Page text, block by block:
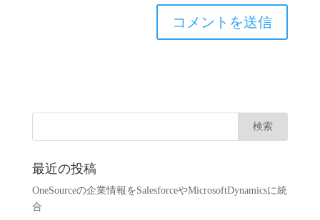
最近の投稿
OneSourceの企業情報をSalesforceやMicrosoftDynamicsに統
合